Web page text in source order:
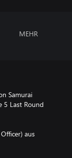
MEHR
Samurai
5 Last Round
aus